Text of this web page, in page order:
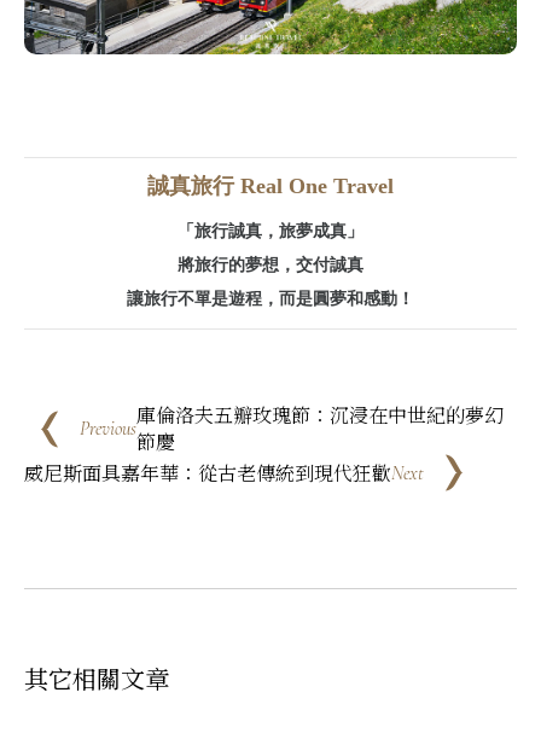
誠真旅行 Real One Travel
「旅行誠真，旅夢成真」
將旅行的夢想，交付誠真
讓旅行不單是遊程，而是圓夢和感動！
Previous庫倫洛夫五瓣玫瑰節：沉浸在中世紀的夢幻
節慶
Next
威尼斯面具嘉年華：從古老傳統到現代狂歡
其它相關文章